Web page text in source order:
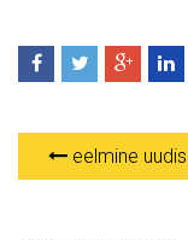
eelmine uudis